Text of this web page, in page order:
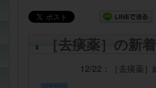
［去痰薬］の新
12/22： ［去痰薬］